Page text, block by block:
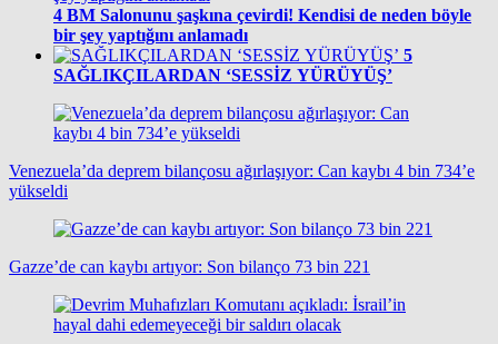
4 BM Salonunu şaşkına çevirdi! Kendisi de neden böyle
bir şey yaptığını anlamadı
5
SAĞLIKÇILARDAN ‘SESSİZ YÜRÜYÜŞ’
Venezuela’da deprem bilançosu ağırlaşıyor: Can kaybı 4 bin 734’e
yükseldi
Gazze’de can kaybı artıyor: Son bilanço 73 bin 221